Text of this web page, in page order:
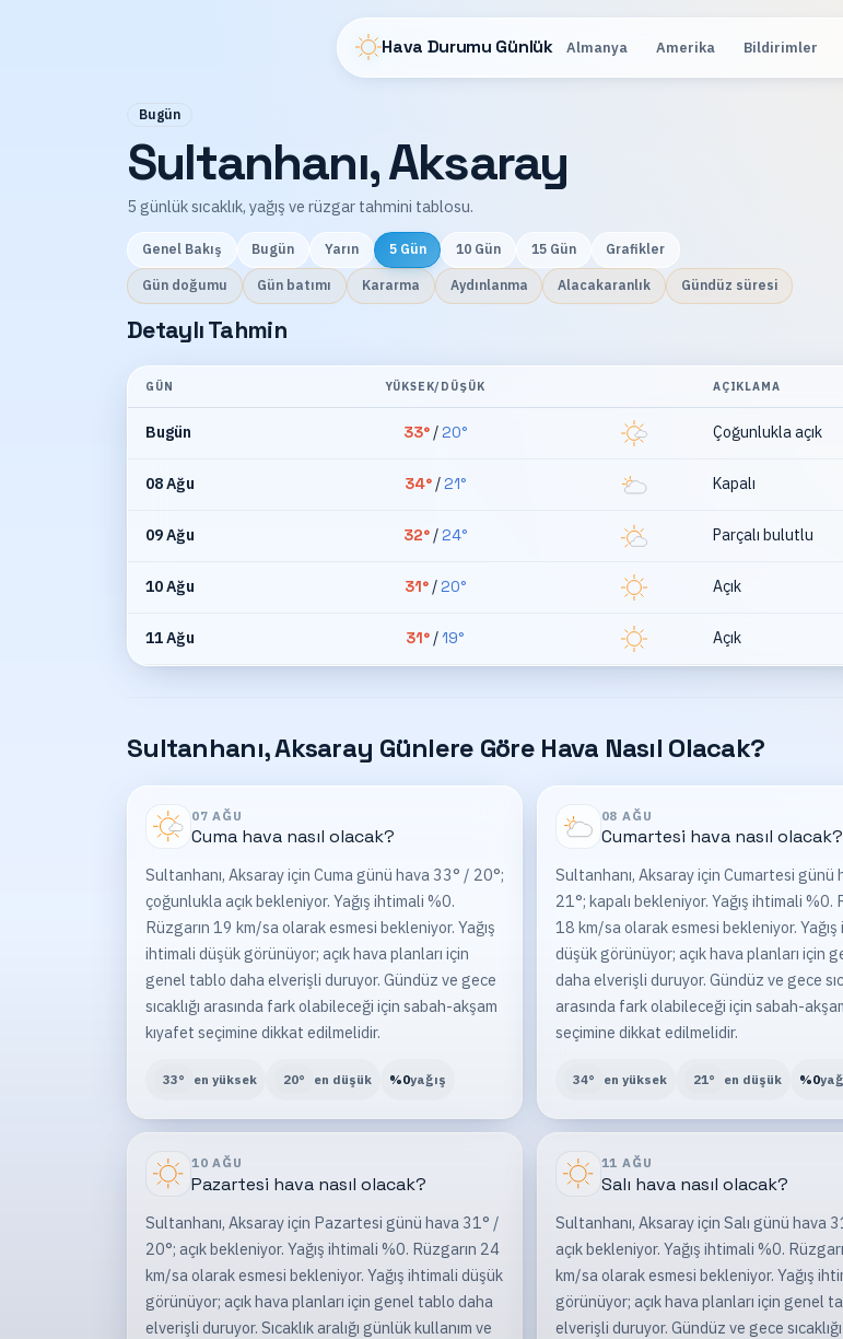
Hava Durumu Günlük Almanya Amerika Bildirimler
Bugün
Sultanhanı, Aksaray
5 günlük sıcaklık, yağış ve rüzgar tahmini tablosu.
Genel Bakış Bugün Yarın 5 Gün 10 Gün 15 Gün Grafikler
Gün doğumu Gün batımı Kararma Aydınlanma Alacakaranlık Gündüz süresi
Detaylı Tahmin
GÜN YÜKSEK/DÜŞÜK AÇIKLAMA
Bugün 33°/ 20° Çoğunlukla açık
08 Ağu 34°/ 21° Kapalı
09 Ağu 32°/ 24° Parçalı bulutlu
10 Ağu 31°/ 20° Açık
11 Ağu 31° /19° Açık
Sultanhanı, Aksaray Günlere Göre Hava Nasıl Olacak?
07 AĞU
Cumahava nasıl olacak?
Sultanhanı, Aksaray için Cuma günü hava 33° / 20°;
çoğunlukla açık bekleniyor. Yağış ihtimali %0.
Rüzgarın 19 km/sa olarak esmesi bekleniyor. Yağış
ihtimali düşük görünüyor; açık hava planları için
genel tablo daha elverişli duruyor. Gündüz ve gece
sıcaklığı arasında fark olabileceği için sabah-akşam
kıyafet seçimine dikkat edilmelidir.
33° en yüksek 20° en düşük %0yağış
08 AĞU
Cumartesi hava nasıl olacak?
Sultanhanı, Aksaray için Cumartesi günü
21°; kapalı bekleniyor. Yağış ihtimali %0.
18 km/sa olarak esmesi bekleniyor.
düşük görünüyor; açık hava planları için
daha elverişli duruyor. Gündüz ve gece
arasında fark olabileceği için sabah-
seçimine dikkat edilmelidir.
34° en yüksek 21° en düşük %0
10 AĞU
Pazartesi hava nasıl olacak?
Sultanhanı, Aksaray için Pazartesi günü hava 31° /
20°; açık bekleniyor. Yağış ihtimali %0. Rüzgarın 24
km/sa olarak esmesi bekleniyor. Yağış ihtimali düşük
görünüyor; açık hava planları için genel tablo daha
elverişli duruyor. Sıcaklık aralığı günlük kullanım ve
11 AĞU
Salı hava nasıl olacak?
Sultanhanı, Aksaray için Salı günü hava
açık bekleniyor. Yağış ihtimali %0.
km/sa olarak esmesi bekleniyor. Yağış
görünüyor; açık hava planları için genel
elverişli duruyor. Gündüz ve gece